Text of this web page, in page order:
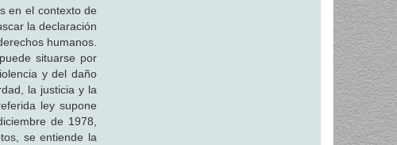
en el contexto de
la declaración
humanos.
situarse por
y del daño
la justicia y la
ley supone
de 1978,
se entiende la